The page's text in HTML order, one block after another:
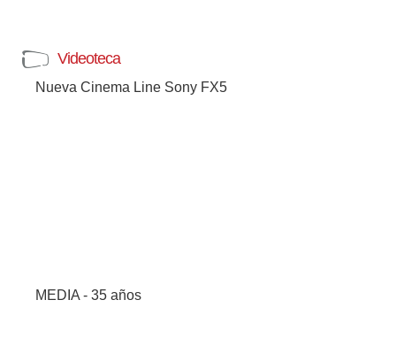
Videoteca
Nueva Cinema Line Sony FX5
MEDIA - 35 años